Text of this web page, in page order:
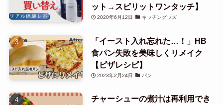
ット→スピリットワンタッチ】
2020年6月12日 キッチングッズ
「イースト入れ忘れた…！」HB
食パン失敗を美味しくリメイク
【ピザレシピ】
2023年2月24日 パン
チャーシューの煮汁は再利用でき